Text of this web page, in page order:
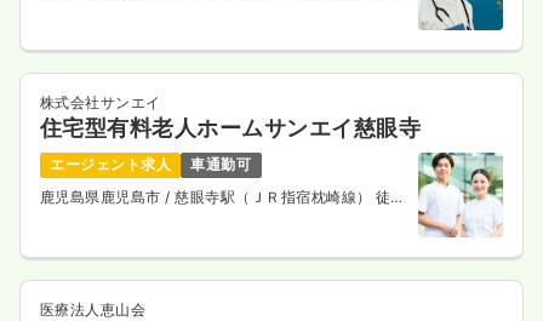
株式会社サンエイ
住宅型有料老人ホームサンエイ慈眼寺
エージェント求人
車通勤可
鹿児島県鹿児島市 / 慈眼寺駅（ＪＲ指宿枕崎線） 徒歩
医療法人恵山会